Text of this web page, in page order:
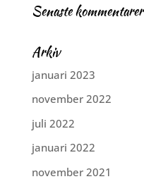
Senaste kommentarer
Arkiv
januari 2023
november 2022
juli 2022
januari 2022
november 2021